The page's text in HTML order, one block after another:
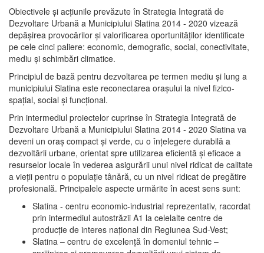
Obiectivele şi acţiunile prevăzute în Strategia Integrată de
Dezvoltare Urbană a Municipiului Slatina 2014 - 2020 vizează
depășirea provocărilor şi valorificarea oportunităţilor identificate
pe cele cinci paliere: economic, demografic, social, conectivitate,
mediu şi schimbări climatice.
Principiul de bază pentru dezvoltarea pe termen mediu şi lung a
municipiului Slatina este reconectarea oraşului la nivel fizico-
spaţial, social şi funcţional.
Prin intermediul proiectelor cuprinse în Strategia Integrată de
Dezvoltare Urbană a Municipiului Slatina 2014 - 2020 Slatina va
deveni un oraş compact şi verde, cu o înţelegere durabilă a
dezvoltării urbane, orientat spre utilizarea eficientă şi eficace a
resurselor locale în vederea asigurării unui nivel ridicat de calitate
a vieţii pentru o populaţie tânără, cu un nivel ridicat de pregătire
profesională. Principalele aspecte urmărite în acest sens sunt:
Slatina - centru economic-industrial reprezentativ, racordat
prin intermediul autostrăzii A1 la celelalte centre de
producţie de interes naţional din Regiunea Sud-Vest;
Slatina – centru de excelenţă în domeniul tehnic –